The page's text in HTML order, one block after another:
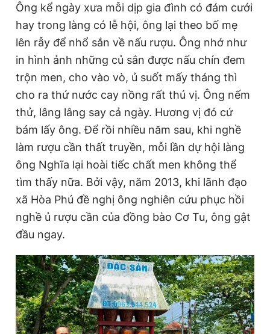
Tổng biên tập: Nguyễn Ngọc Toàn
Phó tổng biên tập thường trực: Hải Thành
Phó tổng biên tập: Lâm Hiếu Dũng
Phó tổng biên tập: Trần Việt Hưng
Tổng thư ký tòa soạn: Đức Trung
Giấy phép xuất bản số 110/GP - BTTTT cấp ngày 24.3.2020
© 2003-2026 Bản quyền thuộc về Báo Thanh Niên. Cấm sao
chép dưới mọi hình thức nếu không có sự chấp thuận bằng văn
bản. Phát triển bởi ePi Technologies, JSC.
Ông kể ngày xưa mỗi dịp gia đình có đám cưới
hay trong làng có lễ hội, ông lại theo bố mẹ
lên rẫy để nhổ sắn về nấu rượu. Ông nhớ như
in hình ảnh những củ sắn được nấu chín đem
trộn men, cho vào vò, ủ suốt mấy tháng thì
cho ra thứ nước cay nồng rất thú vị. Ông nếm
thử, lâng lâng say cả ngày. Hương vị đó cứ
bám lấy ông. Để rồi nhiều năm sau, khi nghề
làm rượu cần thất truyền, mỗi lần dự hội làng
ông Nghĩa lại hoài tiếc chất men không thể
tìm thấy nữa. Bởi vậy, năm 2013, khi lãnh đạo
xã Hòa Phú đề nghị ông nghiên cứu phục hồi
nghề ủ rượu cần của đồng bào Cơ Tu, ông gật
đầu ngay.